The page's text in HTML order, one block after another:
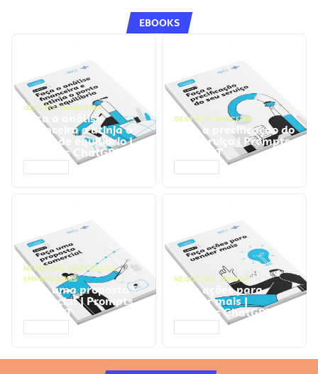
EBOOKS
GESTÃO FINANCEIRA
Faça a análise
financeira e atinja o
ponto de equilíbrio |
Prompts ChatGPT
GESTÃO FINANCEIRA
Faça a precificação do
seu serviço | Prompts
ChatGPT
NEGÓCIOS, PROCESSOS
EMPRESARIAIS
Faça uma proposta
comercial | Prompts
ChatGPT
NEGÓCIOS, VENDAS
Faça ações para
vender mais |
Prompts ChatGPT